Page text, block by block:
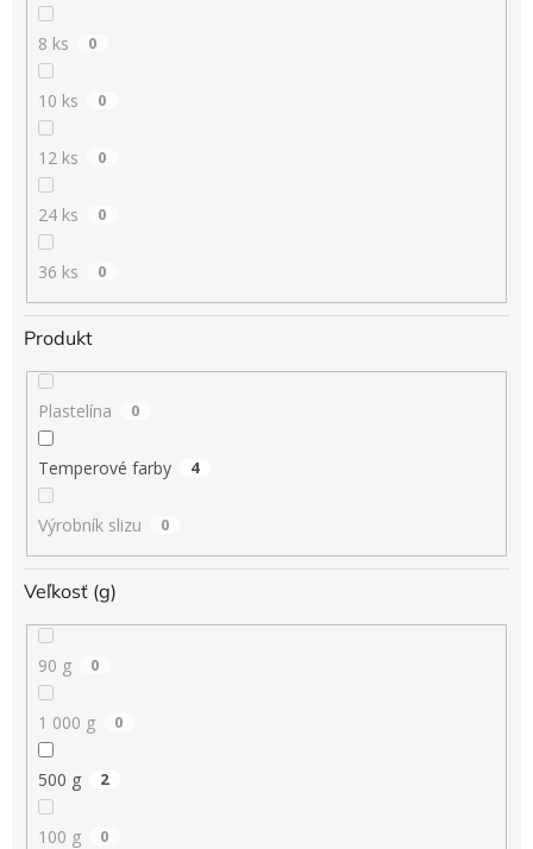
8 ks 0
10 ks 0
12 ks 0
24 ks 0
36 ks 0
Produkt
Plastelína 0
Temperové farby 4
Výrobník slizu 0
Veľkosť (g)
90 g 0
1 000 g 0
500 g 2
100 g 0